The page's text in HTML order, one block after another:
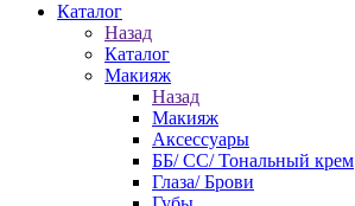
Каталог
Назад
Каталог
Макияж
Назад
Макияж
Аксессуары
ББ/ СС/ Тональный крем
Глаза/ Брови